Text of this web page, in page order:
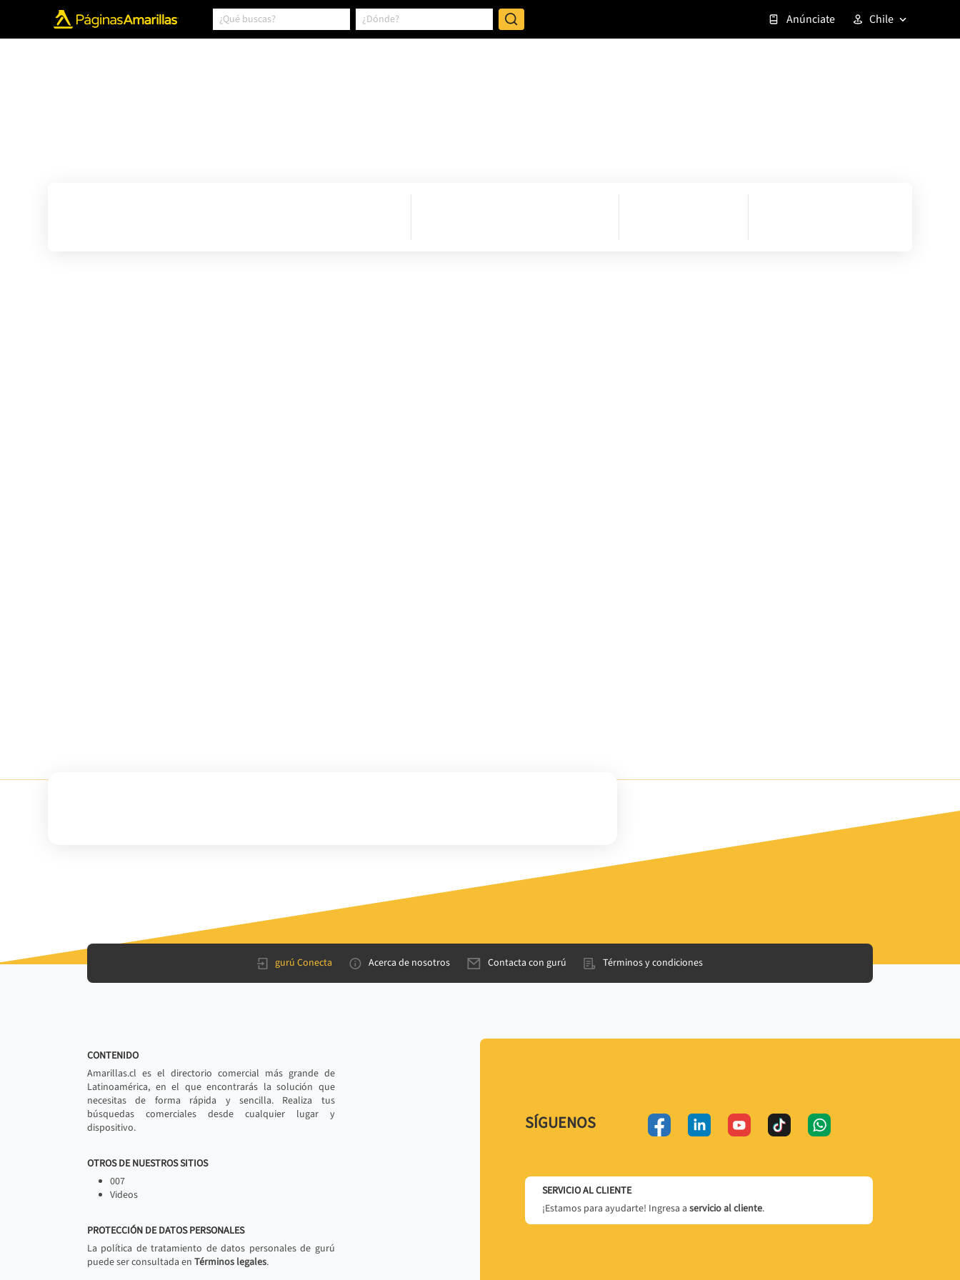
Anúnciate Chile
gurú Conecta Acerca de nosotros Contacta con gurú Términos y condiciones
CONTENIDO
Amarillas.cl es el directorio comercial más grande de
Latinoamérica, en el que encontrarás la solución que
necesitas de forma rápida y sencilla. Realiza tus
búsquedas comerciales desde cualquier lugar y
dispositivo.
OTROS DE NUESTROS SITIOS
007
Videos
PROTECCIÓN DE DATOS PERSONALES
La política de tratamiento de datos personales de gurú
puede ser consultada en Términos legales.
SÍGUENOS
SERVICIO AL CLIENTE
¡Estamos para ayudarte! Ingresa a servicio al cliente.